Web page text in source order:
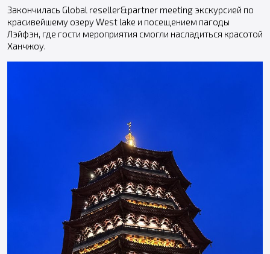
Закончилась Global reseller&partner meeting экскурсией по
красивейшему озеру West lake и посещением пагоды
Лэйфэн, где гости мероприятия смогли насладиться красотой
Ханчжоу.